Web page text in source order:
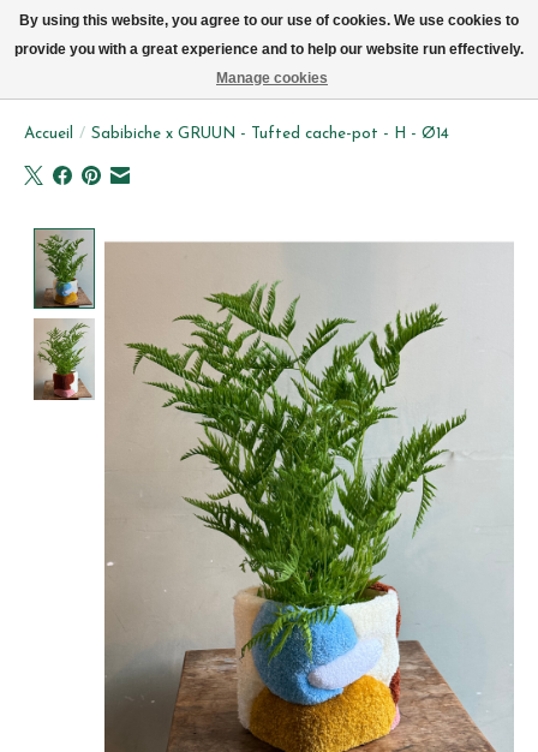
Accueil / Sabibiche x GRUUN - Tufted cache-pot - H - Ø14
Product image slideshow Items
By using this website, you agree to our use of cookies. We use cookies to
provide you with a great experience and to help our website run effectively.
Manage cookies